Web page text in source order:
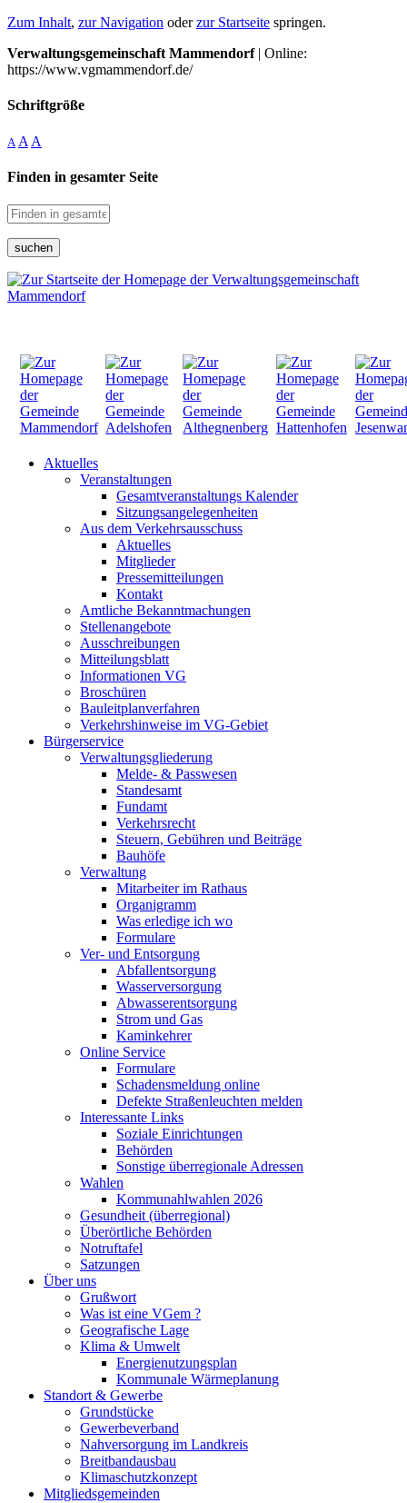
Zum Inhalt, zur Navigation oderzur Startseite springen.
Verwaltungsgemeinschaft Mammendorf| Online:
https://www.vgmammendorf.de/
Schriftgröße
A A A
Finden in gesamter Seite
suchen
Aktuelles
Veranstaltungen
Gesamtveranstaltungs Kalender
Sitzungsangelegenheiten
Aus dem Verkehrsausschuss
Aktuelles
Mitglieder
Pressemitteilungen
Kontakt
Amtliche Bekanntmachungen
Stellenangebote
Ausschreibungen
Mitteilungsblatt
Informationen VG
Broschüren
Bauleitplanverfahren
Verkehrshinweise im VG-Gebiet
Bürgerservice
Verwaltungsgliederung
Melde- & Passwesen
Standesamt
Fundamt
Verkehrsrecht
Steuern, Gebühren und Beiträge
Bauhöfe
Verwaltung
Mitarbeiter im Rathaus
Organigramm
Was erledige ich wo
Formulare
Ver- und Entsorgung
Abfallentsorgung
Wasserversorgung
Abwasserentsorgung
Strom und Gas
Kaminkehrer
Online Service
Formulare
Schadensmeldung online
Defekte Straßenleuchten melden
Interessante Links
Soziale Einrichtungen
Behörden
Sonstige überregionale Adressen
Wahlen
Kommunahlwahlen 2026
Gesundheit (überregional)
Überörtliche Behörden
Notruftafel
Satzungen
Über uns
Grußwort
Was ist eine VGem ?
Geografische Lage
Klima & Umwelt
Energienutzungsplan
Kommunale Wärmeplanung
Standort & Gewerbe
Grundstücke
Gewerbeverband
Nahversorgung im Landkreis
Breitbandausbau
Klimaschutzkonzept
Mitgliedsgemeinden